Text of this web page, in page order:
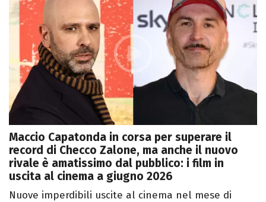
Maccio Capatonda in corsa per superare il
record di Checco Zalone, ma anche il nuovo
rivale è amatissimo dal pubblico: i film in
uscita al cinema a giugno 2026
Nuove imperdibili uscite al cinema nel mese di